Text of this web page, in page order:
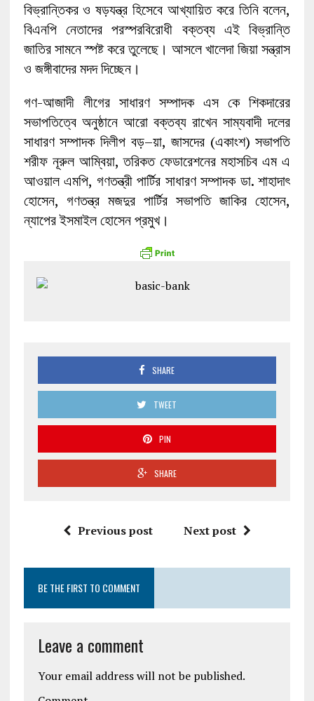
বিভ্রান্তিকর ও ষড়যন্ত্র হিসেবে আখ্যায়িত করে তিনি বলেন,
বিএনপি নেতাদের পরস্পরবিরোধী বক্তব্য এই বিভ্রান্তি
জাতির সামনে স্পষ্ট করে তুলেছে। আসলে খালেদা জিয়া সন্ত্রাস
ও জঙ্গীবাদের মদদ দিচ্ছেন।
গণ-আজাদী লীগের সাধারণ সম্পাদক এস কে শিকদারের
সভাপতিত্বে অনুষ্ঠানে আরো বক্তব্য রাখেন সাম্যবাদী দলের
সাধারণ সম্পাদক দিলীপ বড়–য়া, জাসদের (একাংশ) সভাপতি
শরীফ নূরুল আম্বিয়া, তরিকত ফেডারেশনের মহাসচিব এম এ
আওয়াল এমপি, গণতন্ত্রী পার্টির সাধারণ সম্পাদক ডা. শাহাদাৎ
হোসেন, গণতন্ত্র মজদুর পার্টির সভাপতি জাকির হোসেন,
ন্যাপের ইসমাইল হোসেন প্রমুখ।
SHARE
TWEET
PIN
SHARE
Previous post Next post
BE THE FIRST TO COMMENT
Leave a comment
Your email address will not be published.